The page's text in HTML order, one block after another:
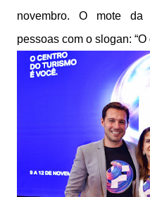
novembro. O mote
pessoas com o slogan: